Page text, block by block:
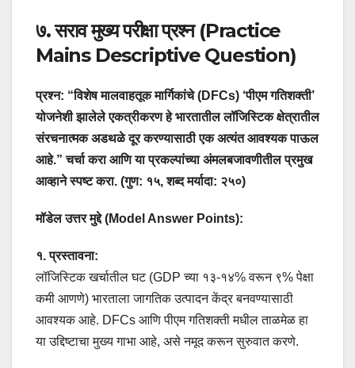
७. सराव मुख्य परीक्षा प्रश्न (Practice
Mains Descriptive Question)
प्रश्न: “विशेष मालवाहतूक मार्गिकांचे (DFCs) ‘पीएम गतिशक्ती’
योजनेशी झालेले एकत्रीकरण हे भारतातील लॉजिस्टिक क्षेत्रातील
संरचनात्मक अडथळे दूर करण्यासाठी एक अत्यंत आवश्यक पाऊल
आहे.” चर्चा करा आणि या प्रकल्पांच्या अंमलबजावणीतील प्रमुख
आव्हाने स्पष्ट करा. (गुण: १५, शब्द मर्यादा: २५०)
मॉडेल उत्तर मुद्दे (Model Answer Points):
१. प्रस्तावना:
लॉजिस्टिक खर्चातील घट (GDP च्या १३-१४% वरून ९% पेक्षा
कमी आणणे) भारताला जागतिक उत्पादन केंद्र बनवण्यासाठी
आवश्यक आहे. DFCs आणि पीएम गतिशक्ती मधील ताळमेळ हा
या उद्दिष्टाचा मुख्य गाभा आहे, असे नमूद करून सुरुवात करणे.